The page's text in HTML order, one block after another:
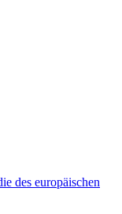
des europäischen